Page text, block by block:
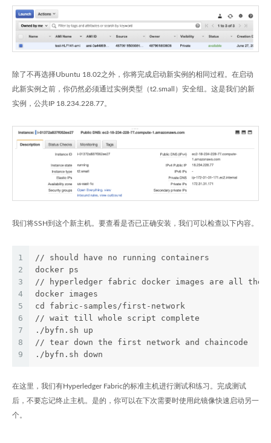
除了不再选择Ubuntu 18.02之外，你将完成启动新实例的相同过程。在启动
此新实例之前，你仍然必须通过实例类型（t2.small）安全组。这是我们的新
实例，公共IP 18.234.228.77。
我们将SSH到这个新主机。要查看是否已正确安装，我们可以检查以下内容。
1
2
3
4
5
6
7
8
9
// should have no running containers
docker ps
// hyperledger fabric docker images are all
docker images
cd fabric-samples/first-network
// wait till whole script complete
./byfn.sh up
// tear down the first network and chaincode
./byfn.sh down
在这里，我们有Hyperledger Fabric的标准主机进行测试和练习。完成测试
后，不要忘记终止主机。是的，你可以在下次需要时使用此镜像快速启动另一
个。